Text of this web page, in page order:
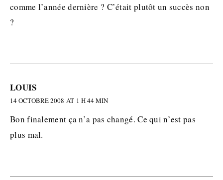
comme l’année dernière ? C’était plutôt un succès non
?
LOUIS
14 OCTOBRE 2008 AT 1 H 44 MIN
Bon finalement ça n’a pas changé. Ce qui n’est pas
plus mal.